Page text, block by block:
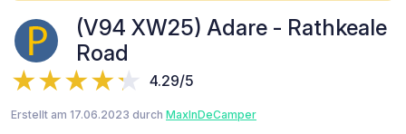
(V94 XW25) Adare - Rathkeale
Road
4.29/5
Erstellt am 17.06.2023 durch MaxInDeCamper